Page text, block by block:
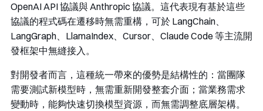
OpenAI API 協議與 Anthropic 協議。這代表現有基於這些
協議的程式碼在遷移時無需重構，可於 LangChain、
LangGraph、LlamaIndex、Cursor、Claude Code 等主流開
發框架中無縫接入。
對開發者而言，這種統一帶來的優勢是結構性的：當團隊
需要測試新模型時，無需重新開發整套介面；當業務需求
變動時，能夠快速切換模型資源，而無需調整底層架構。